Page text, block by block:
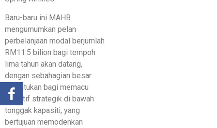
Baru-baru ini MAHB
mengumumkan pelan
perbelanjaan modal berjumlah
RM11.5 bilion bagi tempoh
lima tahun akan datang,
dengan sebahagian besar
peruntukan bagi memacu
inisiatif strategik di bawah
tonggak kapasiti, yang
bertujuan memodenkan